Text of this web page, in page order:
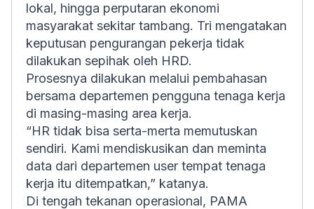
lokal, hingga perputaran ekonomi
masyarakat sekitar tambang. Tri mengatakan
keputusan pengurangan pekerja tidak
dilakukan sepihak oleh HRD.
Prosesnya dilakukan melalui pembahasan
bersama departemen pengguna tenaga kerja
di masing-masing area kerja.
“HR tidak bisa serta-merta memutuskan
sendiri. Kami mendiskusikan dan meminta
data dari departemen user tempat tenaga
kerja itu ditempatkan,” katanya.
Di tengah tekanan operasional, PAMA